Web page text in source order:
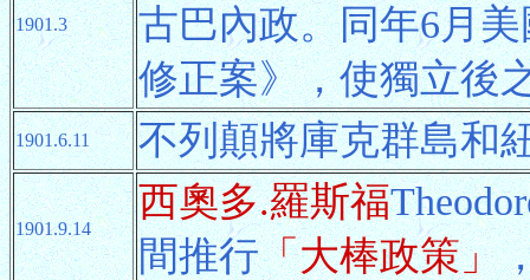
1901.3
古巴內政。同年6月
修正案》，使獨立後
1901.6.11 不列顛將庫克群島和
1901.9.14
西奧多.羅斯福
間推行「大棒政策」